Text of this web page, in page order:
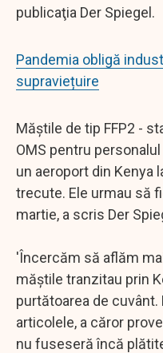
publicaţia Der Spiegel.
Pandemia obligă
supraviețuire
Măştile de tip FFP2 -
OMS pentru
un aeroport din Kenya
trecute. Ele urmau să
martie, a scris Der
'Încercăm să aflăm
măştile tranzitau prin
purtătoarea de cuvânt.
articolele, a căror
nu fuseseră încă